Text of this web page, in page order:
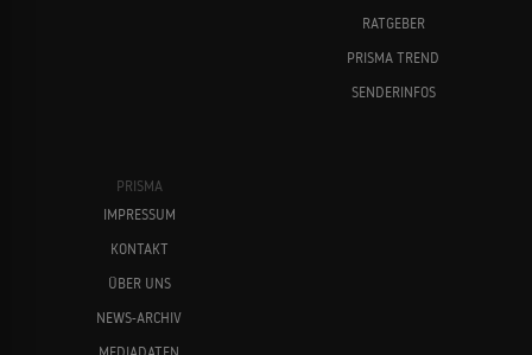
RATGEBER
PRISMA TREND
SENDERINFOS
PRISMA
IMPRESSUM
KONTAKT
ÜBER UNS
NEWS-ARCHIV